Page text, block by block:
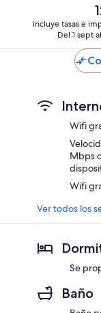
El
incluye tasas e
Del 1 sept
Wifi
Mbps
Wifi
Ver todos los
Se
Baño